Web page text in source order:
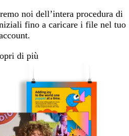
noi dell’intera procedura di
fino a caricare i file nel tuo
di più